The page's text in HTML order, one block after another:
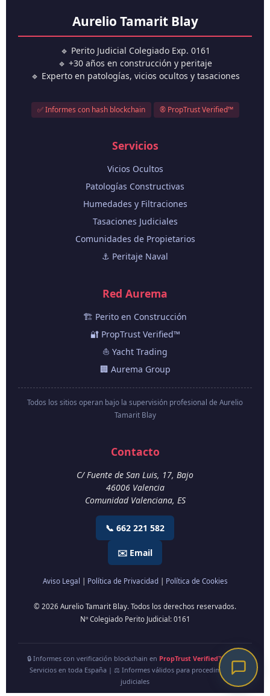
Aurelio Tamarit Blay
🔹 Perito Judicial Colegiado Exp. 0161
🔹 +30 años en construcción y peritaje
🔹 Experto en patologías, vicios ocultos y tasaciones
✅ Informes con hash blockchain ® PropTrust Verified™
Servicios
Vicios Ocultos
Patologías Constructivas
Humedades y Filtraciones
Tasaciones Judiciales
Comunidades de Propietarios
⚓ Peritaje Naval
Red Aurema
🏗️ Perito en Construcción
🔐 PropTrust Verified™
⛵ Yacht Trading
🏢 Aurema Group
Todos los sitios operan bajo la supervisión profesional de Aurelio
Tamarit Blay
Contacto
C/ Fuente de San Luis, 17, Bajo
46006 Valencia
Comunidad Valenciana, ES
📞 662 221 582
✉️ Email
Aviso Legal Política de Privacidad Política de Cookies
© 2026 Aurelio Tamarit Blay. Todos los derechos reservados.
Nº Colegiado Perito Judicial: 0161
🔒 Informes con verificación blockchain en PropTrust Verified™| 🇪🇸
Servicios en toda España | ⚖️ Informes válidos para procedimientos
judiciales